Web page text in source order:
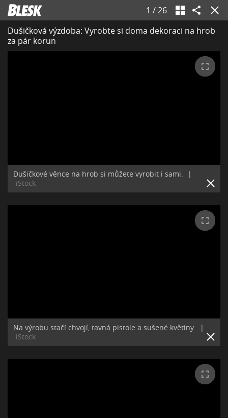
1 /26
Dušičková výzdoba: Vyrobte si doma dekoraci na hrob
za pár korun
Dušičkové věnce na hrob si můžete vyrobit i sami.
|
iStock
Na výrobu stačí chvojí, tavná pistole a sušené květiny.
|
iStock